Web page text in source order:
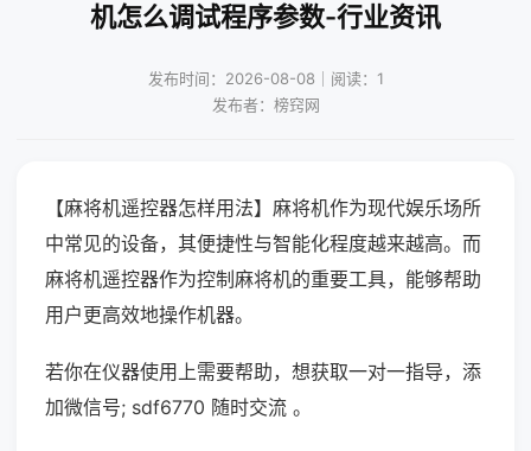
机怎么调试程序参数-行业资讯
发布时间：2026-08-08｜阅读：1
发布者：榜窍网
【麻将机遥控器怎样用法】麻将机作为现代娱乐场所
中常见的设备，其便捷性与智能化程度越来越高。而
麻将机遥控器作为控制麻将机的重要工具，能够帮助
用户更高效地操作机器。
若你在仪器使用上需要帮助，想获取一对一指导，添
加微信号; sdf6770 随时交流 。